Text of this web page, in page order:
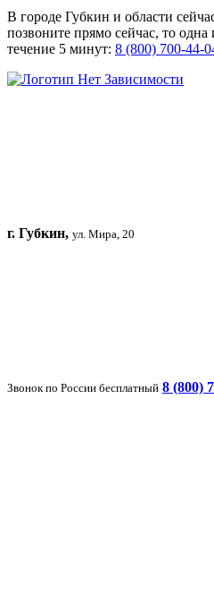
В городе Губкин и области
позвоните прямо сейчас, то
течение 5 минут: 8 (800) 700-44-
г. Губкин, ул. Мира, 20
Звонок по России бесплатный 8 (800)